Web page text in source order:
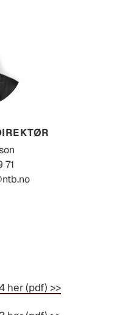
71
her (pdf) >>